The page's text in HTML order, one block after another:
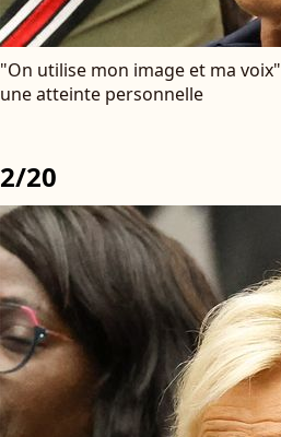
"On utilise mon image et ma
une atteinte personnelle
2/20